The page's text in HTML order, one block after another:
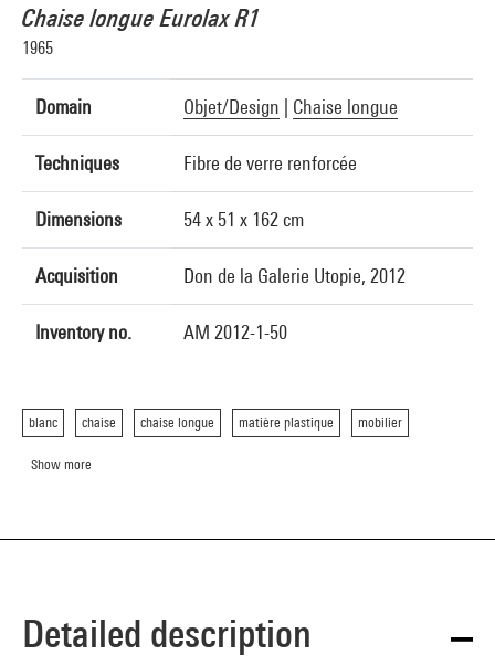
Chaise longue Eurolax R1
1965
Domain Objet/Design Chaise longue
Techniques Fibre de verre renforcée
Dimensions 54 x 51 x 162 cm
Acquisition Don de la Galerie Utopie, 2012
Inventory no. AM 2012-1-50
blanc chaise chaise longue matière plastique mobilier
Show more
Image presentation :GrandPalaisRmnPhoto
Detailed description